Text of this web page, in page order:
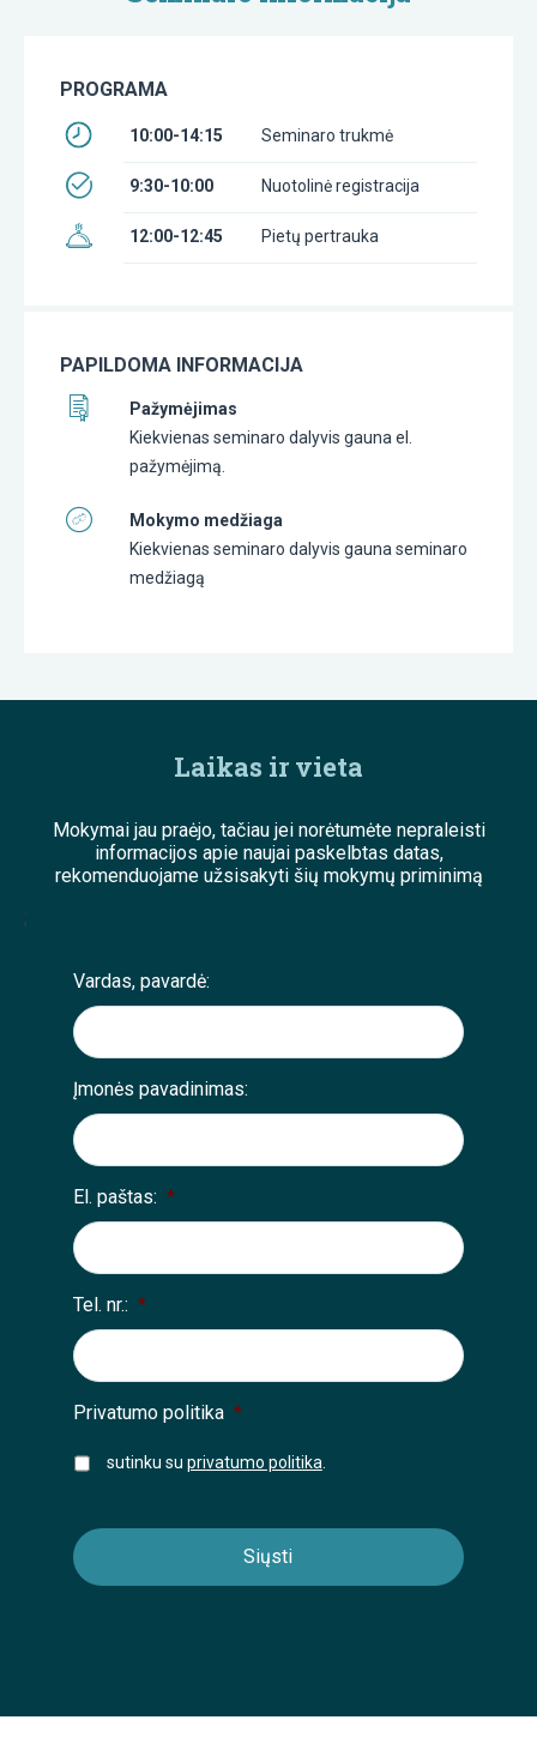
PROGRAMA
10:00-14:15 Seminaro trukmė
9:30-10:00 Nuotolinė registracija
12:00-12:45 Pietų pertrauka
PAPILDOMA INFORMACIJA
Pažymėjimas
Kiekvienas seminaro dalyvis gauna el.
pažymėjimą.
Mokymo medžiaga
Kiekvienas seminaro dalyvis gauna seminaro
medžiagą
Laikas ir vieta
Mokymai jau praėjo, tačiau jei norėtumėte nepraleisti
informacijos apie naujai paskelbtas datas,
rekomenduojame užsisakyti šių mokymų priminimą
;
Vardas, pavardė:
Įmonės pavadinimas:
El. paštas: *
Tel. nr.: *
Privatumo politika *
sutinku su privatumo politika